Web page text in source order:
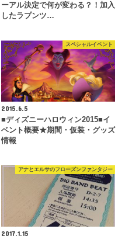
ーアル決定で何が変わる？！加入
したラプンツ…
スペシャルイベント
2015.6.5
■ディズニーハロウィン2015■イ
ベント概要★期間・仮装・グッズ
情報
アナとエルサのフローズンファンタジー
2017.1.15